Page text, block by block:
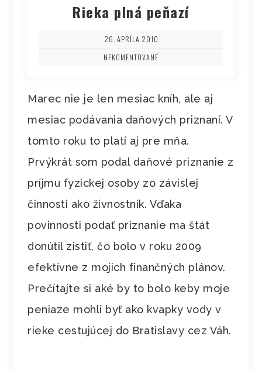
Rieka plná peňazí
26. APRÍLA 2010
NEKOMENTOVANÉ
Marec nie je len mesiac kníh, ale aj
mesiac podávania daňových priznaní. V
tomto roku to platí aj pre mňa.
Prvýkrát som podal daňové priznanie z
príjmu fyzickej osoby zo závislej
činnosti ako živnostník. Vďaka
povinnosti podať priznanie ma štát
donútil zistiť, čo bolo v roku 2009
efektívne z mojich finančných plánov.
Prečítajte si aké by to bolo keby moje
peniaze mohli byť ako kvapky vody v
rieke cestujúcej do Bratislavy cez Váh.